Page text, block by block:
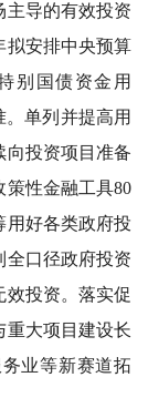
主导的有效投资
拟安排中央预算
别国债资金用
单列并提高用
向投资项目准备
策性金融工具80
用好各类政府投
全口径政府投资
投资。落实促
重大项目建设长
业等新赛道拓